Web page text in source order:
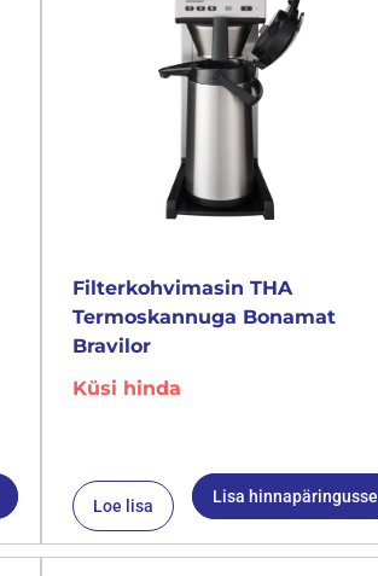
Filterkohvimasin THA
Termoskannuga Bonamat
Bravilor
Küsi hinda
Loe lisa Lisa hinnapäringusse